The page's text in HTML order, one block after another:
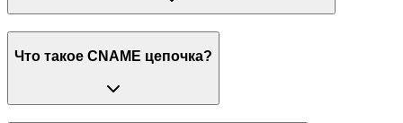
Что такое CNAME цепочка?